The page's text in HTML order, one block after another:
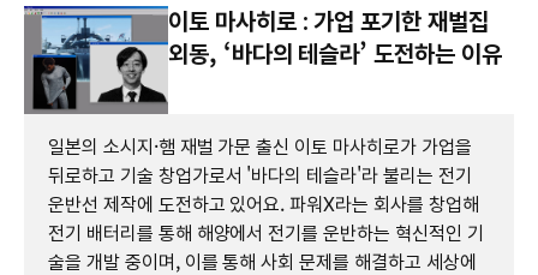
이토 마사히로 : 가업 포기한 재벌집
외동, ‘바다의 테슬라’ 도전하는 이유
일본의 소시지·햄 재벌 가문 출신 이토 마사히로가 가업을
뒤로하고 기술 창업가로서 '바다의 테슬라'라 불리는 전기
운반선 제작에 도전하고 있어요. 파워X라는 회사를 창업해
전기 배터리를 통해 해양에서 전기를 운반하는 혁신적인 기
술을 개발 중이며, 이를 통해 사회 문제를 해결하고 세상에